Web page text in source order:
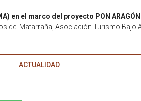
en el marco del proyecto PON ARAGÓN
del Matarraña, Asociación Turismo Bajo
ACTUALIDAD